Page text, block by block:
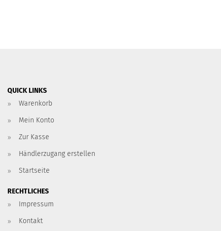
QUICK LINKS
Warenkorb
Mein Konto
Zur Kasse
Händlerzugang erstellen
Startseite
RECHTLICHES
Impressum
Kontakt